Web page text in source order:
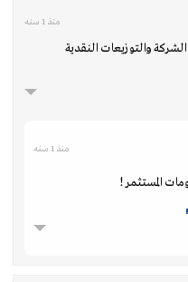
منذ 1 سنه
الشركة والتوزيعات النقدية
منذ 1 سنه
المستثمر !